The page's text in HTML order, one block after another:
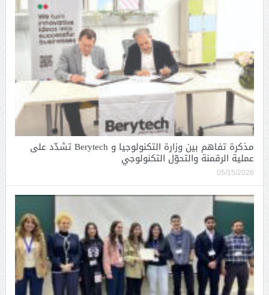
مذكرة تفاهم بين وزارة التكنولوجيا و Berytech تشدّد على
عملية الرقمنة والتحوّل التكنولوجي
05/15/2026